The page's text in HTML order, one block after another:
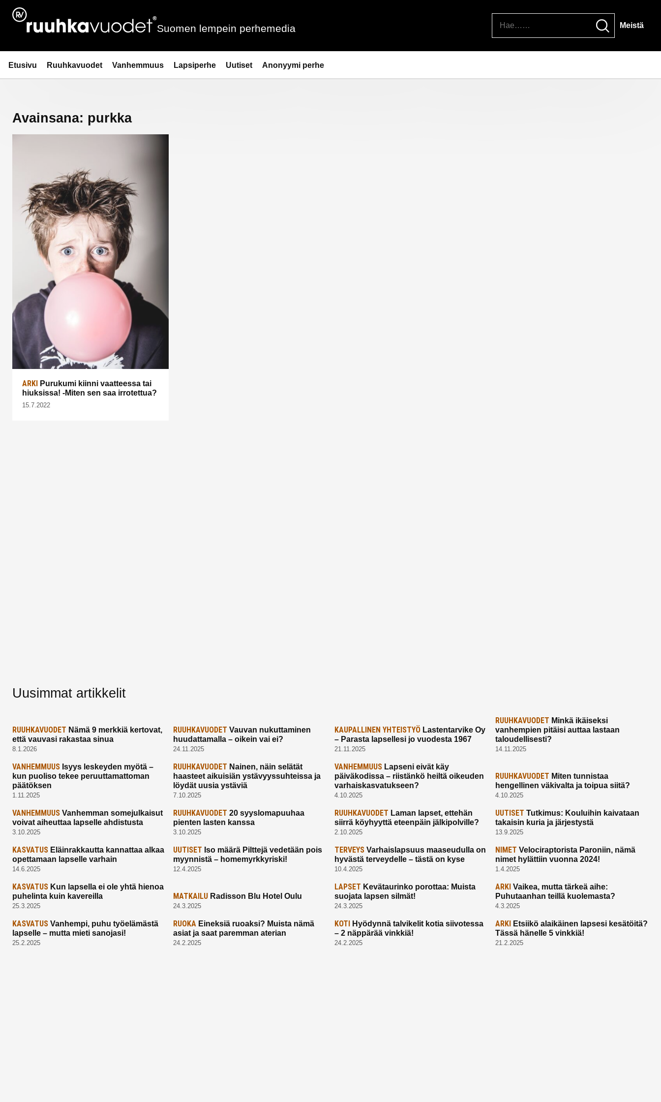
Siirry
sisältöön
Ruuhkavuodet.fi
Suomen lempein perhemedia Meistä
Etusivu Ruuhkavuodet Vanhemmuus Lapsiperhe Uutiset Anonyymi perhe
Avainsana: purkka
ARKI Purukumi kiinni vaatteessa tai
hiuksissa! -Miten sen saa irrotettua?
15.7.2022
Uusimmat artikkelit
RUUHKAVUODET Nämä 9 merkkiä kertovat,
että vauvasi rakastaa sinua
8.1.2026
RUUHKAVUODET Vauvan nukuttaminen
huudattamalla – oikein vai ei?
24.11.2025
KAUPALLINEN YHTEISTYÖLastentarvike Oy
– Parasta lapsellesi jo vuodesta 1967
21.11.2025
RUUHKAVUODET Minkä ikäiseksi
vanhempien pitäisi auttaa lastaan
taloudellisesti?
14.11.2025
VANHEMMUUS Isyys leskeyden myötä –
kun puoliso tekee peruuttamattoman
päätöksen
1.11.2025
RUUHKAVUODET Nainen, näin selätät
haasteet aikuisiän ystävyyssuhteissa ja
löydät uusia ystäviä
7.10.2025
VANHEMMUUSLapseni eivät käy
päiväkodissa – riistänkö heiltä oikeuden
varhaiskasvatukseen?
4.10.2025
RUUHKAVUODET Miten tunnistaa
hengellinen väkivalta ja toipua siitä?
4.10.2025
VANHEMMUUS Vanhemman somejulkaisut
voivat aiheuttaa lapselle ahdistusta
3.10.2025
RUUHKAVUODET 20 syyslomapuuhaa
pienten lasten kanssa
3.10.2025
RUUHKAVUODET Laman lapset, ettehän
siirrä köyhyyttä eteenpäin jälkipolville?
2.10.2025
UUTISET Tutkimus: Kouluihin kaivataan
takaisin kuria ja järjestystä
13.9.2025
KASVATUS Eläinrakkautta kannattaa alkaa
opettamaan lapselle varhain
14.6.2025
UUTISET Iso määrä Pilttejä vedetään pois
myynnistä – homemyrkkyriski!
12.4.2025
TERVEYSVarhaislapsuus maaseudulla on
hyvästä terveydelle – tästä on kyse
10.4.2025
NIMET Velociraptorista Paroniin, nämä
nimet hylättiin vuonna 2024!
1.4.2025
KASVATUS Kun lapsella ei ole yhtä hienoa
puhelinta kuin kavereilla
25.3.2025
MATKAILU Radisson Blu Hotel Oulu
24.3.2025
LAPSET Kevätaurinko porottaa: Muista
suojata lapsen silmät!
24.3.2025
ARKI Vaikea, mutta tärkeä aihe:
Puhutaanhan teillä kuolemasta?
4.3.2025
KASVATUS Vanhempi, puhu työelämästä
lapselle – mutta mieti sanojasi!
25.2.2025
RUOKA Eineksiä ruoaksi? Muista nämä
asiat ja saat paremman aterian
24.2.2025
KOTI Hyödynnä talvikelit kotia siivotessa
– 2 näppärää vinkkiä!
24.2.2025
ARKI Etsiikö alaikäinen lapsesi kesätöitä?
Tässä hänelle 5 vinkkiä!
21.2.2025